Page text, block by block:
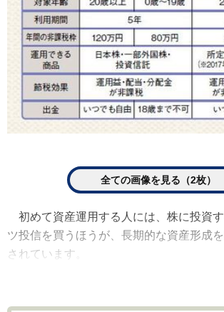
全ての画像を見る（2枚）
初めて資産運用する人には、株に投資
ツ投信を買うほうが、長期的な資産形成
されています。